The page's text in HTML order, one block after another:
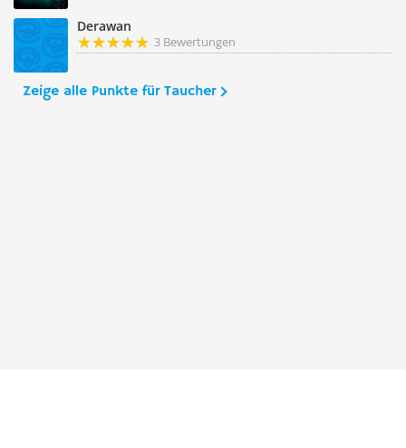
Derawan
3 Bewertungen
Zeige alle Punkte für Taucher